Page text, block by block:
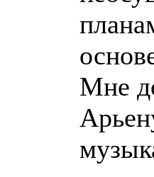
Мне